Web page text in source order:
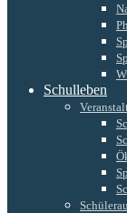
Schulleben